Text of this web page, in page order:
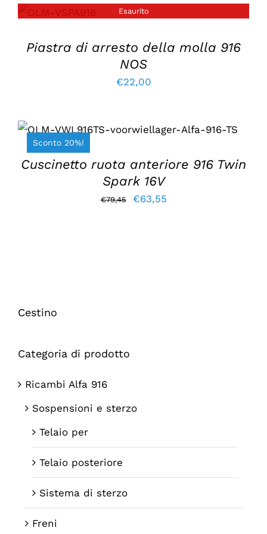
era:
è:
Esaurito
DETTAGLI
Piastra di arresto della molla 916
NOS
€22,00
Sconto 20%!
AGGIUNGI AL CARRELLO / DETTAGLI
Cuscinetto ruota anteriore 916 Twin
Spark 16V
€79,45
Il
€63,55Il
Cestino
Categoria di prodotto
Ricambi Alfa 916
Sospensioni e sterzo
Telaio per
Telaio posteriore
Sistema di sterzo
Freni